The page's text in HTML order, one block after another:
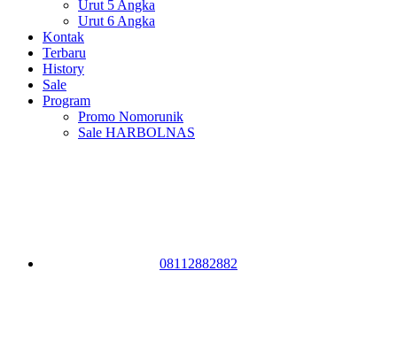
Urut 5 Angka
Urut 6 Angka
Kontak
Terbaru
History
Sale
Program
Promo Nomorunik
Sale HARBOLNAS
08112882882